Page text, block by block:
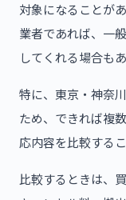
対象になることが
業者であれば、一
してくれる場合もあ
特に、東京・神奈
ため、できれば複
応内容を比較する
比較するときは、